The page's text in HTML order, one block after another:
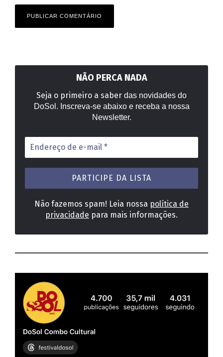
NÃO PERCA NADA
Seja o primeiro a saber das novidades do
DoSol. Inscreva-se abaixo e receba a nossa
Newsletter.
Endereço
de
e-
mail
Não fazemos spam! Leia nossa política de
privacidade para mais informações.